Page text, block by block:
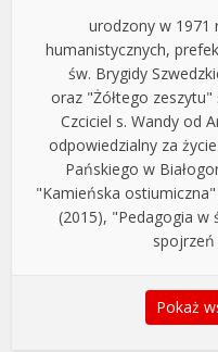
urodzony w 1971
humanistycznych,
św. Brygidy
oraz "Żółtego zeszytu"
Czciciel s. Wandy od
odpowiedzialny za
Pańskiego w
"Kamieńska
(2015), "Pedagogia w
spojrzeń
Pokaż